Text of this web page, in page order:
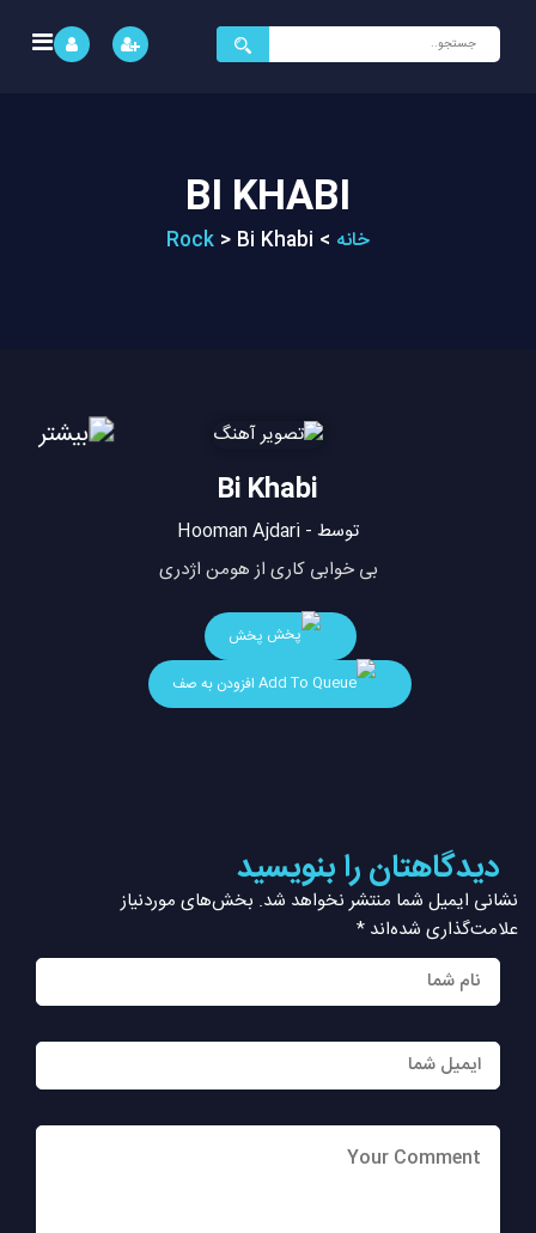
جستجو
برای:
BI KHABI
خانه >
Rock > Bi Khabi
Bi Khabi
توسط - Hooman Ajdari
بی خوابی کاری از هومن اژدری
پخش
افزودن به صف
دیدگاهتان را بنویسید
نشانی ایمیل شما منتشر نخواهد شد. بخش‌های موردنیاز
علامت‌گذاری شده‌اند *